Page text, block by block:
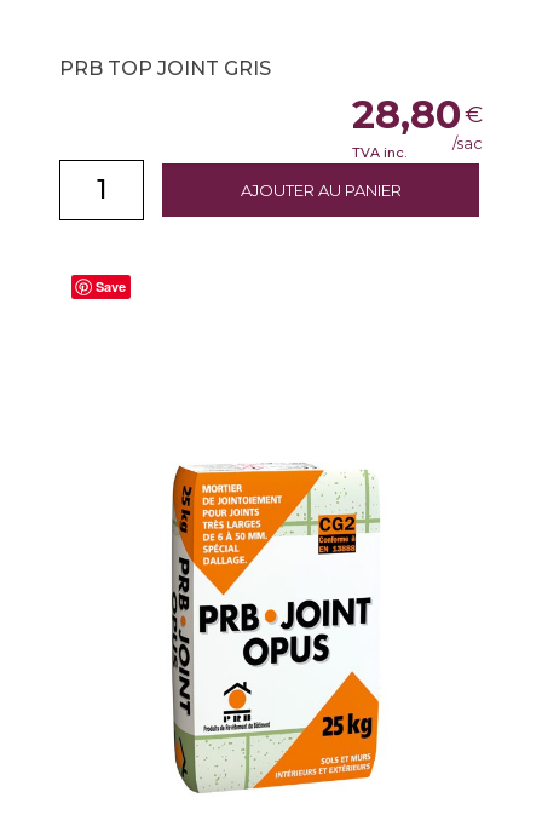
PRB TOP JOINT GRIS
AJOUTER AU PANIER
28,80€
TVA inc. /sac
Save